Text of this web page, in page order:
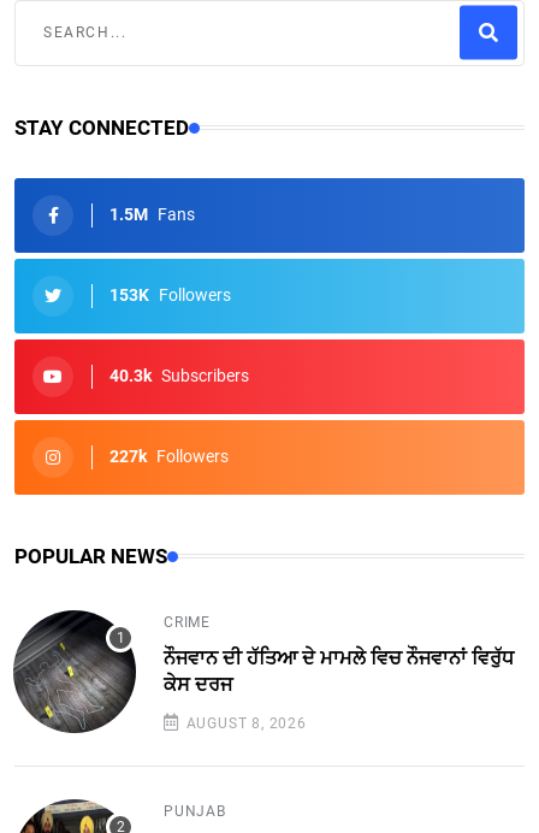
STAY CONNECTED
1.5M Fans
153K Followers
40.3k Subscribers
227k Followers
POPULAR NEWS
CRIME
ਨੌਜਵਾਨ ਦੀ ਹੱਤਿਆ ਦੇ ਮਾਮਲੇ ਵਿਚ ਨੌਜਵਾਨਾਂ ਵਿਰੁੱਧ
ਕੇਸ ਦਰਜ
AUGUST 8, 2026
PUNJAB